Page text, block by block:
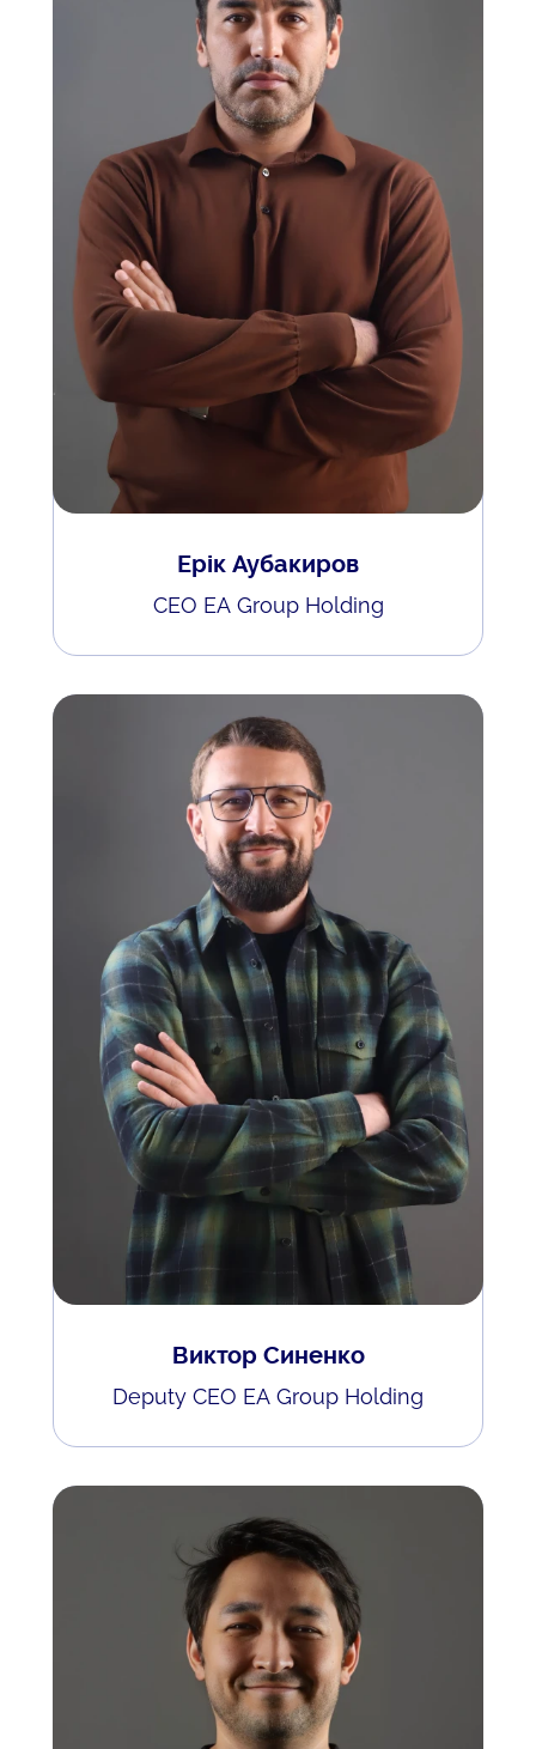
Ерік Аубакиров
CEO EA Group Holding
Виктор Синенко
Deputy CEO EA Group Holding